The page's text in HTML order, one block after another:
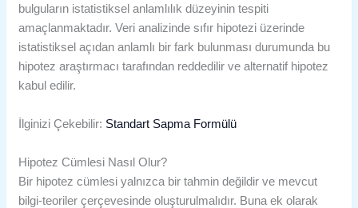
bulguların istatistiksel anlamlılık düzeyinin tespiti
amaçlanmaktadır. Veri analizinde sıfır hipotezi üzerinde
istatistiksel açıdan anlamlı bir fark bulunması durumunda bu
hipotez araştırmacı tarafından reddedilir ve alternatif hipotez
kabul edilir.
İlginizi Çekebilir: Standart Sapma Formülü
Hipotez Cümlesi Nasıl Olur?
Bir hipotez cümlesi yalnızca bir tahmin değildir ve mevcut
bilgi-teoriler çerçevesinde oluşturulmalıdır. Buna ek olarak